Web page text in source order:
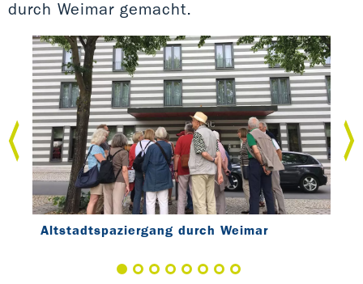
durch Weimar gemacht.
Altstadtspaziergang durch Weimar